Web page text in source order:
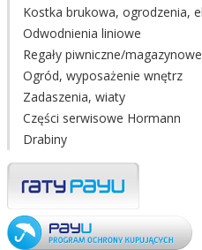
Kostka brukowa, ogrodzenia,
Odwodnienia liniowe
Regały piwniczne/magazynowe
Ogród, wyposażenie wnętrz
Zadaszenia, wiaty
Części serwisowe Hormann
Drabiny